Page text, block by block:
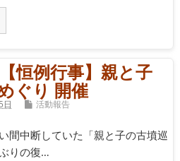
恒例行事】親と子
ぐり 開催
日 活動報告
間中断していた「親と子の古墳巡
りの復…